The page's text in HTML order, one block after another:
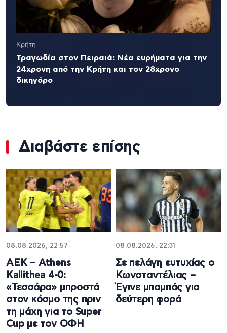
Κρήτη
Τραγωδία στον Πειραιά: Νέα ευρήματα για την
24χρονη από την Κρήτη και τον 28χρονο
δικηγόρο
Διαβάστε επίσης
08.08.2026, 22:57
ΑΕΚ – Athens
Kallithea 4-0:
«Τεσσάρα» μπροστά
στον κόσμο της πριν
τη μάχη για το Super
Cup με τον ΟΦΗ
08.08.2026, 22:31
Σε πελάγη ευτυχίας ο
Κωνσταντέλιας –
Έγινε μπαμπάς για
δεύτερη φορά